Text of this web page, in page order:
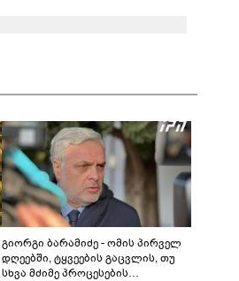
მძღოლს"
შემდეგ, როდესაც დავურეკე
ცალსახად განაცხადა..." - რას
ტარიელ კაკაბაძე?
წადი და დაწერე განცხადება
ჩავდივარ...- მემუქრები?" -
სკანდალური კადრები
გიორგი ბარამიძე - ომის პირველ
დღეებში, ტყვეების გაცვლის, თუ
სხვა მძიმე პროცესების